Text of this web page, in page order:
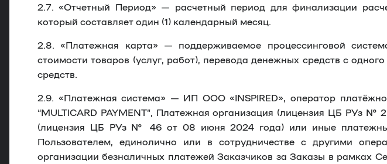
2.7. «Отчетный Период» — расчетный период для финализации
который составляет один (1) календарный месяц.
2.8. «Платежная карта» — поддерживаемое процессинговой
стоимости товаров (услуг, работ), перевода денежных средств с
средств.
2.9. «Платежная система» — ИП ООО «INSPIRED», оператор
“MULTICARD PAYMENT”, Платежная организация (лицензия ЦБ РУз
(лицензия ЦБ РУз № 46 от 08 июня 2024 года) или иные
Пользователем, единолично или в сотрудничестве с другими
организации безналичных платежей Заказчиков за Заказы в рамках